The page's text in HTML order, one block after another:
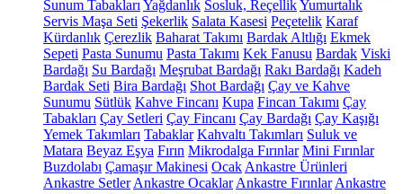
Sunum Tabakları Yağdanlık Sosluk, ReçellikYumurtalık
Servis Maşa Seti Şekerlik Salata Kasesi Peçetelik Karaf
Kürdanlık Çerezlik Baharat Takımı Bardak Altlığı Ekmek
Sepeti Pasta Sunumu Pasta Takımı Kek Fanusu Bardak Viski
Bardağı Su Bardağı Meşrubat Bardağı Rakı Bardağı Kadeh
Bardak Seti Bira Bardağı Shot Bardağı Çay ve Kahve
Sunumu Sütlük Kahve Fincanı Kupa Fincan Takımı Çay
Tabakları Çay Setleri Çay Fincanı Çay Bardağı Çay Kaşığı
Yemek Takımları Tabaklar Kahvaltı Takımları Suluk ve
Matara Beyaz Eşya Fırın Mikrodalga Fırınlar Mini Fırınlar
Buzdolabı Çamaşır Makinesi Ocak Ankastre Ürünleri
Ankastre Setler Ankastre Ocaklar Ankastre Fırınlar Ankastre